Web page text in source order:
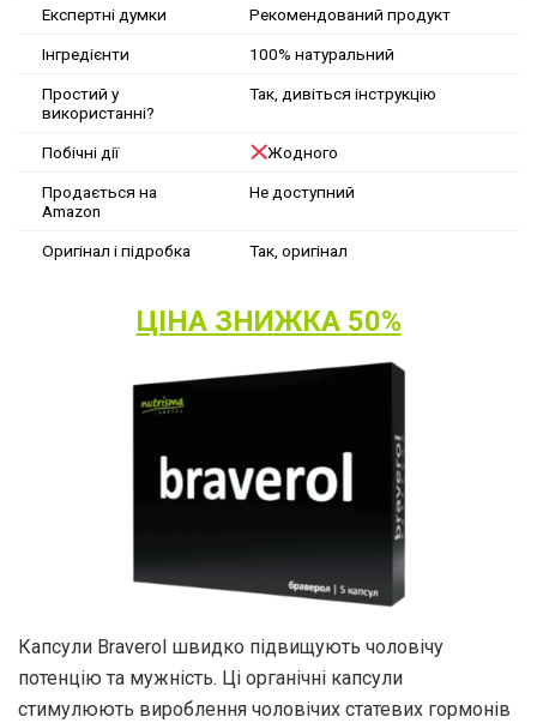
Експертні думки Рекомендований продукт
Інгредієнти 100% натуральний
Простий у
використанні?
Так, дивіться інструкцію
Побічні дії Жодного
Продається на
Amazon
Не доступний
Оригінал і підробка Так, оригінал
ЦІНА ЗНИЖКА 50%
Капсули Braverol швидко підвищують чоловічу
потенцію та мужність. Ці органічні капсули
стимулюють вироблення чоловічих статевих гормонів